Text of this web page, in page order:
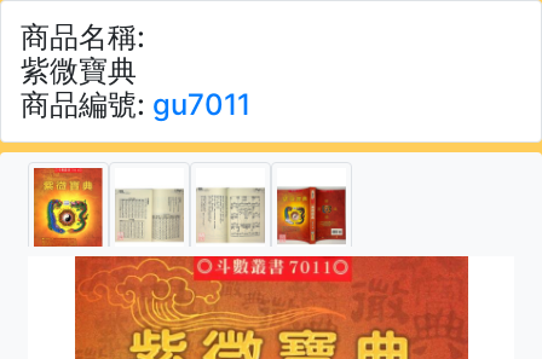
商品名稱:
紫微寶典
商品編號: gu7011